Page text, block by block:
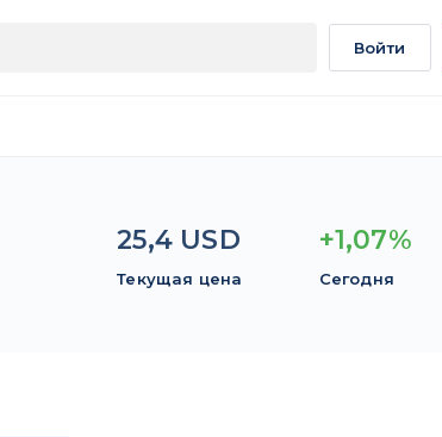
Войти
25,4 USD
Текущая цена
+1,07%
Сегодня